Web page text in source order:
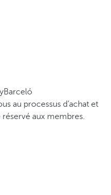
au processus d’achat et
aux membres.